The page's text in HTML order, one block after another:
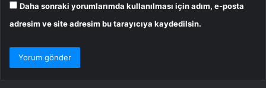
Daha sonraki yorumlarımda kullanılması için adım, e-posta
adresim ve site adresim bu tarayıcıya kaydedilsin.